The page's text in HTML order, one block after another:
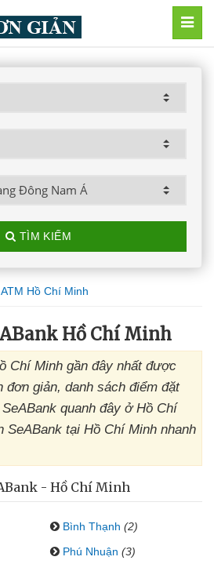
TÌM KIẾM
ATM Hồ Chí Minh
Hồ Chí Minh
Chí Minh gần đây nhất được
đơn giản, danh sách điểm đặt
quanh đây ở Hồ Chí
SeABank tại Hồ Chí Minh nhanh
- Hồ Chí Minh
Bình Thạnh (2)
Phú Nhuận (3)